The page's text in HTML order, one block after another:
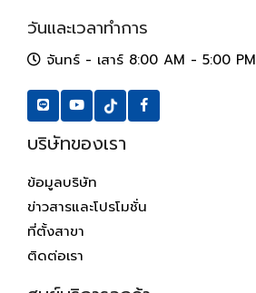
วันและเวลาทำการ
จันทร์ - เสาร์ 8:00 AM - 5:00 PM
บริษัทของเรา
ข้อมูลบริษัท
ข่าวสารและโปรโมชั่น
ที่ตั้งสาขา
ติดต่อเรา